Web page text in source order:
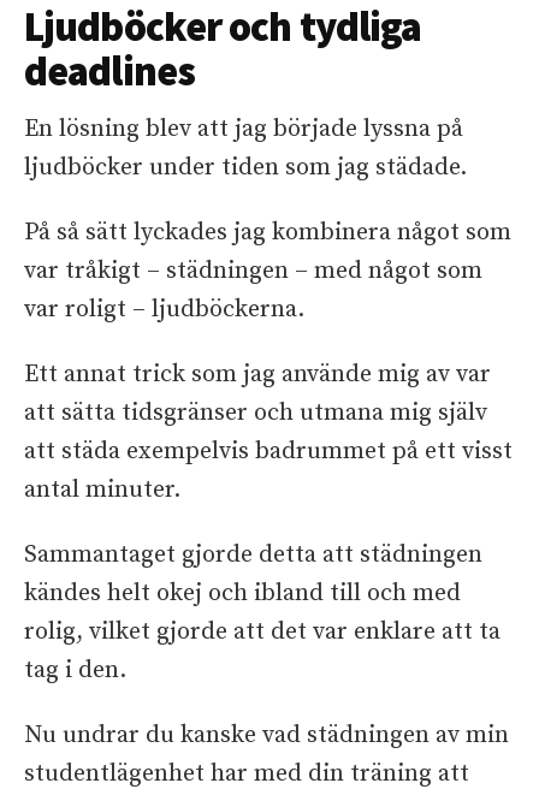
Ljudböcker och tydliga
deadlines
En lösning blev att jag började lyssna på
ljudböcker under tiden som jag städade.
På så sätt lyckades jag kombinera något som
var tråkigt – städningen – med något som
var roligt – ljudböckerna.
Ett annat trick som jag använde mig av var
att sätta tidsgränser och utmana mig själv
att städa exempelvis badrummet på ett visst
antal minuter.
Sammantaget gjorde detta att städningen
kändes helt okej och ibland till och med
rolig, vilket gjorde att det var enklare att ta
tag i den.
Nu undrar du kanske vad städningen av min
studentlägenhet har med din träning att